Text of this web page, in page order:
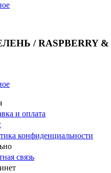
/ RASPBERRY &
и оплата
конфиденциальности
связь